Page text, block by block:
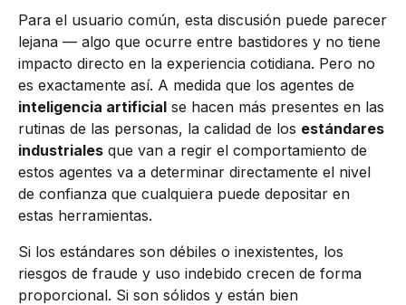
Para el usuario común, esta discusión puede parecer
lejana — algo que ocurre entre bastidores y no tiene
impacto directo en la experiencia cotidiana. Pero no
es exactamente así. A medida que los agentes de
inteligencia artificial se hacen más presentes en las
rutinas de las personas, la calidad de los estándares
industriales que van a regir el comportamiento de
estos agentes va a determinar directamente el nivel
de confianza que cualquiera puede depositar en
estas herramientas.
Si los estándares son débiles o inexistentes, los
riesgos de fraude y uso indebido crecen de forma
proporcional. Si son sólidos y están bien